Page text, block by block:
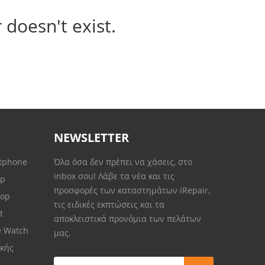
exist.
Watch
NEWSLETTER
Όλα όσα δεν πρέπει να χάσεις, στο
inbox σου! Λάβε τα νέα και τις
προσφορές των καταστημάτων iRepair,
τις ειδικές εκπτώσεις και τα
αποκλειστικά προνόμια των πελάτων
μας.